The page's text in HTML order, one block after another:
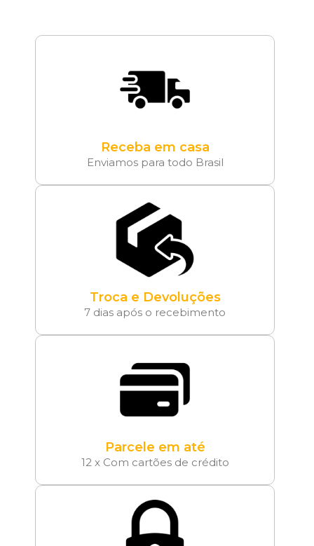
Receba em casa
Enviamos para todo Brasil
Troca e Devoluções
7 dias após o recebimento
Parcele em até
12 x Com cartões de crédito